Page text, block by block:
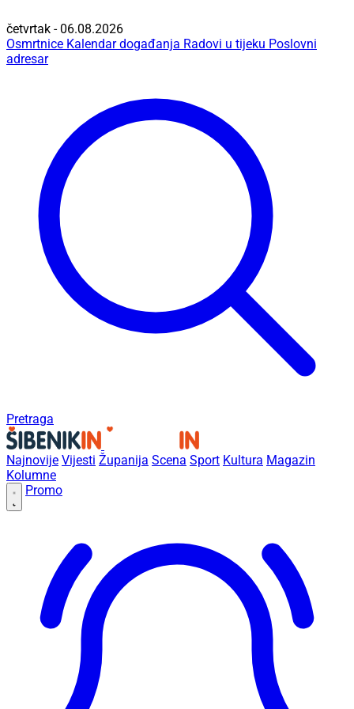
četvrtak - 06.08.2026
Osmrtnice Kalendar događanja Radovi u tijeku Poslovni
adresar
Pretraga
Najnovije Vijesti Županija Scena Sport Kultura Magazin
Kolumne
Promo